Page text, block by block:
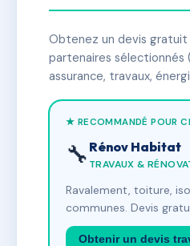
Obtenez un devis gratuit
partenaires sélectionnés
assurance, travaux,
★ RECOMMANDÉ POUR
🔧 Rénov Habitat
TRAVAUX &
Ravalement, toiture,
communes. Devis
Obtenir un devis